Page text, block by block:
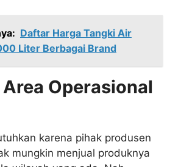
Daftar Harga Tangki Air
Liter Berbagai Brand
Operasional
karena pihak produsen
mungkin menjual produknya